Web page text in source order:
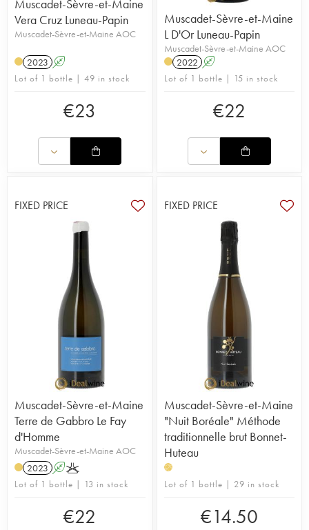
Muscadet-Sèvre-et-Maine
Vera Cruz Luneau-Papin
Muscadet-Sèvre-et-Maine AOC
2023 A
Lot of 1 bottle | 49 in stock
€23
Muscadet-Sèvre-et-Maine
L D'Or Luneau-Papin
Muscadet-Sèvre-et-Maine AOC
2022 A
Lot of 1 bottle | 15 in stock
€22
FIXED PRICE
Muscadet-Sèvre-et-Maine
Terre de Gabbro Le Fay
d'Homme
Muscadet-Sèvre-et-Maine AOC
2023 AK
Lot of 1 bottle | 13 in stock
€22
FIXED PRICE
Muscadet-Sèvre-et-Maine
"Nuit Boréale" Méthode
traditionnelle brut Bonnet-
Huteau
H
Lot of 1 bottle | 29 in stock
€14.50